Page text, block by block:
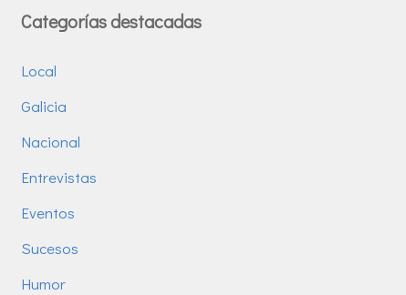
Categorías destacadas
Local
Galicia
Nacional
Entrevistas
Eventos
Sucesos
Humor